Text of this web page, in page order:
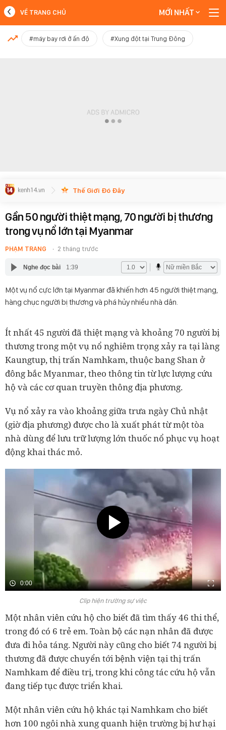
MỚI NHẤT
VỀ TRANG CHỦ MỚI NHẤT
#máy bay rơi ở ấn độ #Xung đột tại Trung Đông
Thế Giới Đó Đây
Gần 50 người thiệt mạng, 70 người bị thương
trong vụ nổ lớn tại Myanmar
PHẠM TRANG 2 tháng trước
Nghe đọc bài 1:39
Một vụ nổ cực lớn tại Myanmar đã khiến hơn 45 người thiệt mạng,
hàng chục người bị thương và phá hủy nhiều nhà dân.
Ít nhất 45 người đã thiệt mạng và khoảng 70 người bị
thương trong một vụ nổ nghiêm trọng xảy ra tại làng
Kaungtup, thị trấn Namhkam, thuộc bang Shan ở
đông bắc Myanmar, theo thông tin từ lực lượng cứu
hộ và các cơ quan truyền thông địa phương.
Vụ nổ xảy ra vào khoảng giữa trưa ngày Chủ nhật
(giờ địa phương) được cho là xuất phát từ một tòa
nhà dùng để lưu trữ lượng lớn thuốc nổ phục vụ hoạt
động khai thác mỏ.
0:00
Clip hiện trường sự việc
Một nhân viên cứu hộ cho biết đã tìm thấy 46 thi thể,
trong đó có 6 trẻ em. Toàn bộ các nạn nhân đã được
đưa đi hỏa táng. Người này cũng cho biết 74 người bị
thương đã được chuyển tới bệnh viện tại thị trấn
Namhkam để điều trị, trong khi công tác cứu hộ vẫn
đang tiếp tục được triển khai.
Một nhân viên cứu hộ khác tại Namhkam cho biết
hơn 100 ngôi nhà xung quanh hiện trường bị hư hại